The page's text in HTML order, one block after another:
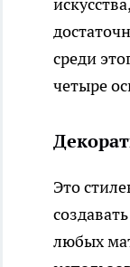
среди
четыре
Это
любых